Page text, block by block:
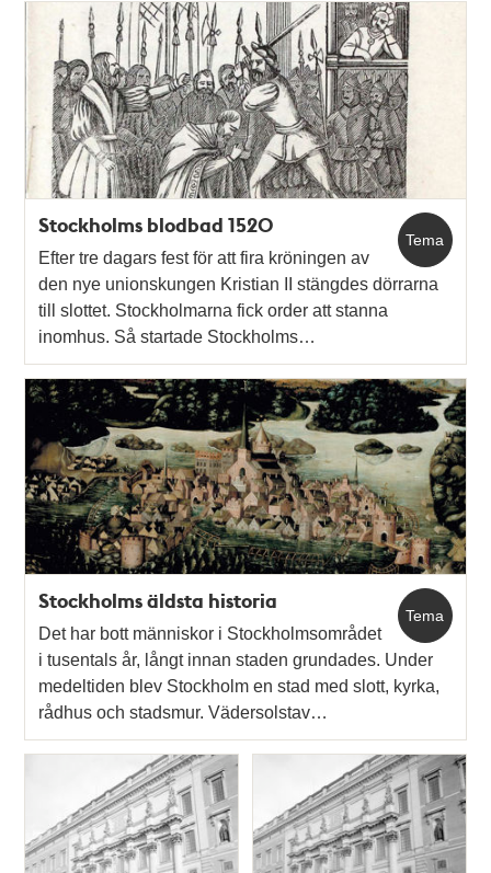
Tema
Stockholms blodbad 1520
Efter tre dagars fest för att fira kröningen av
den nye unionskungen Kristian II stängdes dörrarna
till slottet. Stockholmarna fick order att stanna
inomhus. Så startade Stockholms…
Tema
Stockholms äldsta historia
Det har bott människor i Stockholmsområdet
i tusentals år, långt innan staden grundades. Under
medeltiden blev Stockholm en stad med slott, kyrka,
rådhus och stadsmur. Vädersolstav…